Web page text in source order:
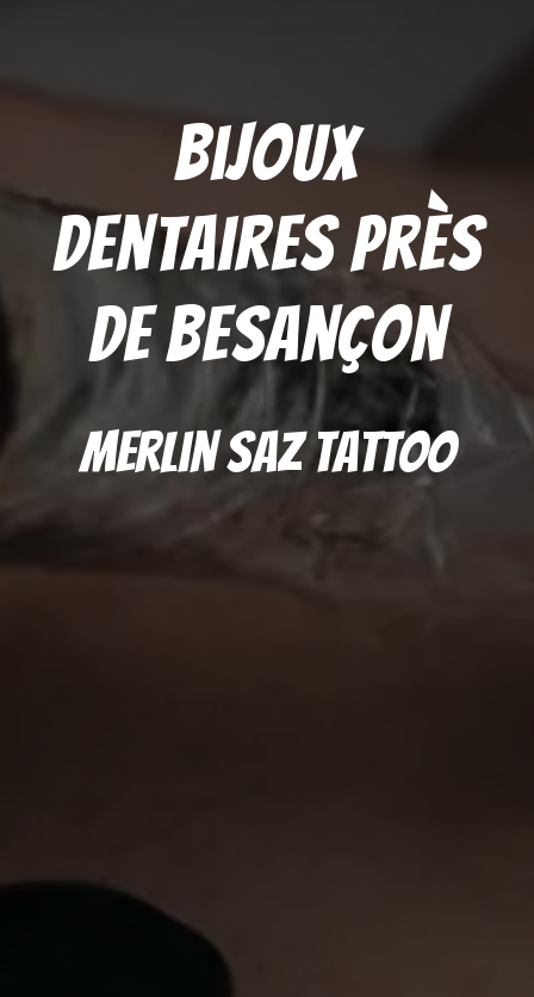
Bijoux
dentaires près
de Besançon
Merlin Saz Tattoo